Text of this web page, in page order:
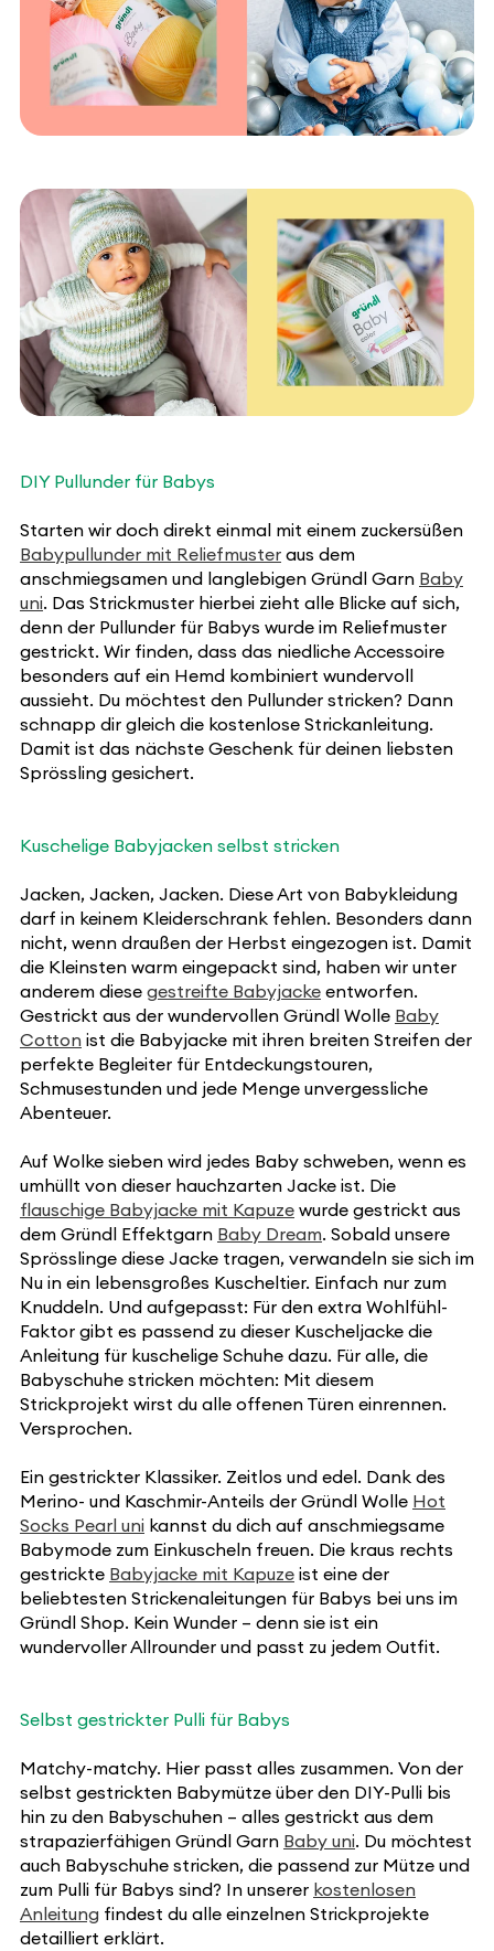
DIY Pullunder für Babys
Starten wir doch direkt einmal mit einem zuckersüßen
Babypullunder mit Reliefmuster aus dem
anschmiegsamen und langlebigen Gründl Garn Baby
uni. Das Strickmuster hierbei zieht alle Blicke auf sich,
denn der Pullunder für Babys wurde im Reliefmuster
gestrickt. Wir finden, dass das niedliche Accessoire
besonders auf ein Hemd kombiniert wundervoll
aussieht. Du möchtest den Pullunder stricken? Dann
schnapp dir gleich die kostenlose Strickanleitung.
Damit ist das nächste Geschenk für deinen liebsten
Sprössling gesichert.
Kuschelige Babyjacken selbst stricken
Jacken, Jacken, Jacken. Diese Art von Babykleidung
darf in keinem Kleiderschrank fehlen. Besonders dann
nicht, wenn draußen der Herbst eingezogen ist. Damit
die Kleinsten warm eingepackt sind, haben wir unter
anderem diese gestreifte Babyjacke entworfen.
Gestrickt aus der wundervollen Gründl Wolle Baby
Cotton ist die Babyjacke mit ihren breiten Streifen der
perfekte Begleiter für Entdeckungstouren,
Schmusestunden und jede Menge unvergessliche
Abenteuer.
Auf Wolke sieben wird jedes Baby schweben, wenn es
umhüllt von dieser hauchzarten Jacke ist. Die
flauschige Babyjacke mit Kapuze wurde gestrickt aus
dem Gründl Effektgarn Baby Dream. Sobald unsere
Sprösslinge diese Jacke tragen, verwandeln sie sich im
Nu in ein lebensgroßes Kuscheltier. Einfach nur zum
Knuddeln. Und aufgepasst: Für den extra Wohlfühl-
Faktor gibt es passend zu dieser Kuscheljacke die
Anleitung für kuschelige Schuhe dazu. Für alle, die
Babyschuhe stricken möchten: Mit diesem
Strickprojekt wirst du alle offenen Türen einrennen.
Versprochen.
Ein gestrickter Klassiker. Zeitlos und edel. Dank des
Merino- und Kaschmir-Anteils der Gründl Wolle Hot
Socks Pearl uni kannst du dich auf anschmiegsame
Babymode zum Einkuscheln freuen. Die kraus rechts
gestrickte Babyjacke mit Kapuze ist eine der
beliebtesten Strickenaleitungen für Babys bei uns im
Gründl Shop. Kein Wunder – denn sie ist ein
wundervoller Allrounder und passt zu jedem Outfit.
Selbst gestrickter Pulli für Babys
Matchy-matchy. Hier passt alles zusammen. Von der
selbst gestrickten Babymütze über den DIY-Pulli bis
hin zu den Babyschuhen – alles gestrickt aus dem
strapazierfähigen Gründl Garn Baby uni. Du möchtest
auch Babyschuhe stricken, die passend zur Mütze und
zum Pulli für Babys sind? In unserer kostenlosen
Anleitung findest du alle einzelnen Strickprojekte
detailliert erklärt.